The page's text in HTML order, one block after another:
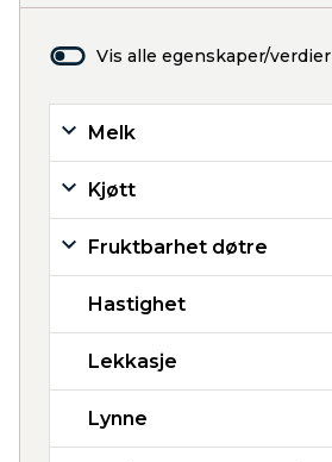
Vis alle egenskaper/verdier
Melk
Kjøtt
Fruktbarhet døtre
Hastighet
Lekkasje
Lynne